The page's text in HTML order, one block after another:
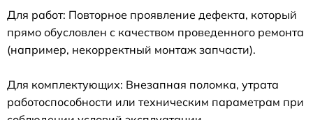
Для работ: Повторное проявление дефекта, который
прямо обусловлен с качеством проведенного ремонта
(например, некорректный монтаж запчасти).
Для комплектующих: Внезапная поломка, утрата
работоспособности или техническим параметрам при